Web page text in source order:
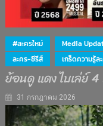
#ละครใหม่ Media
ละคร-ซีรีส์
เกร็ดความรู้ล
ย้อนดู แดง ไบเล่ย์
31 กรกฎาคม 2026